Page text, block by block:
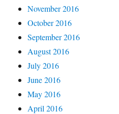
November 2016
October 2016
September 2016
August 2016
July 2016
June 2016
May 2016
April 2016